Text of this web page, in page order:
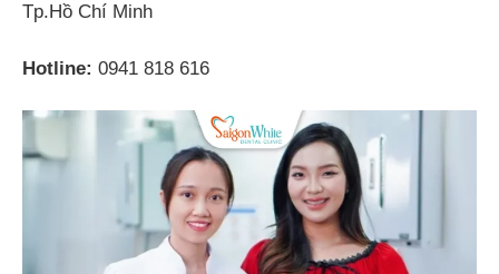
Tp.Hồ Chí Minh
Hotline: 0941 818 616